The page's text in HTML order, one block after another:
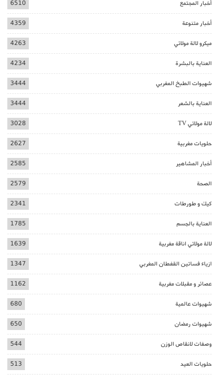
أخبار المجتمع 6510
أخبار متنوعة 4359
ميكرو لالة مولاتي 4263
العناية بالبشرة 4234
شهيوات الطبخ المغربي 3444
العناية بالشعر 3444
لالة مولاتي TV 3028
حلويات مغربية 2627
أخبار المشاهير 2585
الصحة 2579
كيك و طورطات 2341
العناية بالجسم 1785
لالة مولاتي اناقة مغربية 1639
ازياء فساتين القفطان المغربي 1347
عصائر و مقبلات مغربية 1162
شهيوات عالمية 680
شهيوات رمضان 650
وصفات لانقاص الوزن 544
حلويات العيد 513